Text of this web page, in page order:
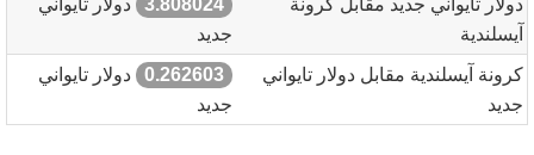
دولار تايواني جديد مقابل كرونة
آيسلندية
3.808024
دولار تايواني
جديد
كرونة آيسلندية مقابل دولار تايواني
جديد
0.262603
دولار تايواني
جديد